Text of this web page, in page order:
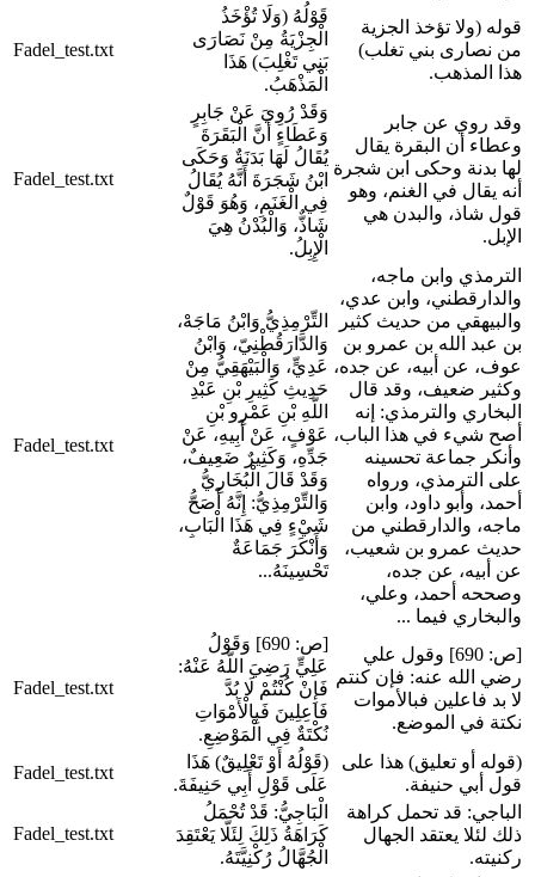
Fadel_test.txt
قَوْلُهُ (وَلَا تُؤْخَذُ
الْجِزْيَةُ مِنْ نَصَارَى
بَنِي تَغْلِبَ) هَذَا
الْمَذْهَبُ.
قوله (ولا تؤخذ الجزية
من نصارى بني تغلب)
هذا المذهب.
Fadel_test.txt
وَقَدْ رُوِيَ عَنْ جَابِرٍ
وَعَطَاءٍ أَنَّ الْبَقَرَةَ
يُقَالُ لَهَا بَدَنَةٌ وَحَكَى
ابْنُ شَجَرَةَ أَنَّهُ يُقَالُ
فِي الْغَنَمِ، وَهُوَ قَوْلٌ
شَاذٌّ، وَالْبُدْنُ هِيَ
الْإِبِلُ.
وقد روي عن جابر
وعطاء أن البقرة يقال
لها بدنة وحكى ابن شجرة
أنه يقال في الغنم، وهو
قول شاذ، والبدن هي
الإبل.
Fadel_test.txt
التِّرْمِذِيُّ وَابْنُ مَاجَهْ،
وَالدَّارَقُطْنِيّ، وَابْنُ
عَدِيٍّ، وَالْبَيْهَقِيُّ مِنْ
حَدِيثِ كَثِيرِ بْنِ عَبْدِ
اللَّهِ بْنِ عَمْرِو بْنِ
عَوْفٍ، عَنْ أَبِيهِ، عَنْ
جَدِّهِ، وَكَثِيرٌ ضَعِيفٌ،
وَقَدْ قَالَ الْبُخَارِيُّ
وَالتِّرْمِذِيُّ: إِنَّهُ أَصَحُّ
شَيْءٍ فِي هَذَا الْبَابِ،
وَأَنْكَرَ جَمَاعَةٌ
تَحْسِينَهُ...
الترمذي وابن ماجه،
والدارقطني، وابن عدي،
والبيهقي من حديث كثير
بن عبد الله بن عمرو بن
عوف، عن أبيه، عن جده،
وكثير ضعيف، وقد قال
البخاري والترمذي: إنه
أصح شيء في هذا الباب،
وأنكر جماعة تحسينه
على الترمذي، ورواه
أحمد، وأبو داود، وابن
ماجه، والدارقطني من
حديث عمرو بن شعيب،
عن أبيه، عن جده،
وصححه أحمد، وعلي،
والبخاري فيما ...
Fadel_test.txt
[ص: 690] وَقَوْلُ
عَلِيٍّ رَضِيَ اللَّهُ عَنْهُ:
فَإِنْ كُنْتُمْ لَا بُدَّ
فَاعِلِينَ فَبِالْأَمْوَاتِ
نُكْتَةٌ فِي الْمَوْضِعِ.
[ص: 690] وقول علي
رضي الله عنه: فإن كنتم
لا بد فاعلين فبالأموات
نكتة في الموضع.
Fadel_test.txt
(قَوْلُهُ أَوْ تَعْلِيقٌ) هَذَا
عَلَى قَوْلِ أَبِي حَنِيفَةَ.
(قوله أو تعليق) هذا على
قول أبي حنيفة.
Fadel_test.txt
الْبَاجِيُّ: قَدْ تُحْمَلُ
كَرَاهَةُ ذَلِكَ لِئَلَّا يَعْتَقِدَ
الْجُهَّالُ رُكْنِيَّتَهُ.
الباجي: قد تحمل كراهة
ذلك لئلا يعتقد الجهال
ركنيته.